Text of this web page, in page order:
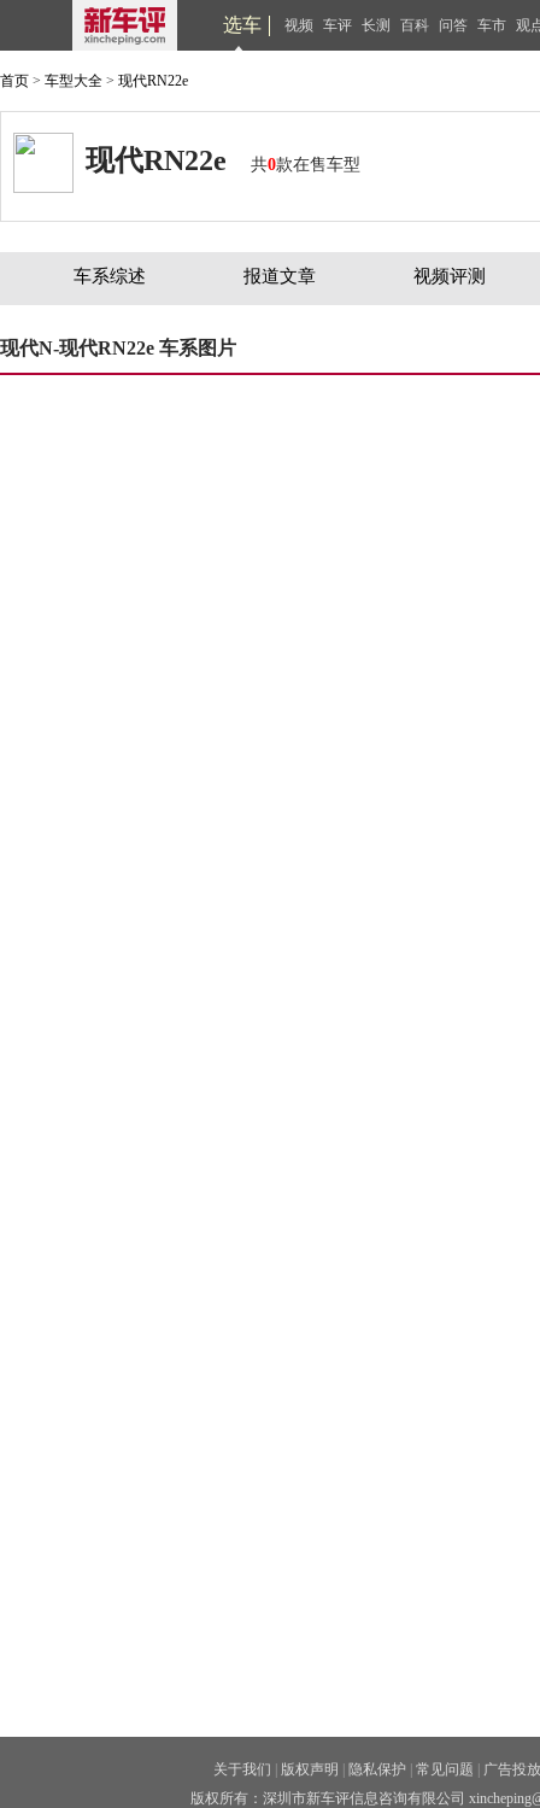
选车 视频 车评 长测 百科 问答 车市 观
首页 > 车型大全 > 现代RN22e
现代RN22e 共0款在售车型
车系综述 报道文章 视频评测
现代N-现代RN22e 车系图片
关于我们 版权声明 隐私保护 常见问题
广告投放
版权所有：深圳市新车评信息咨询有限公司